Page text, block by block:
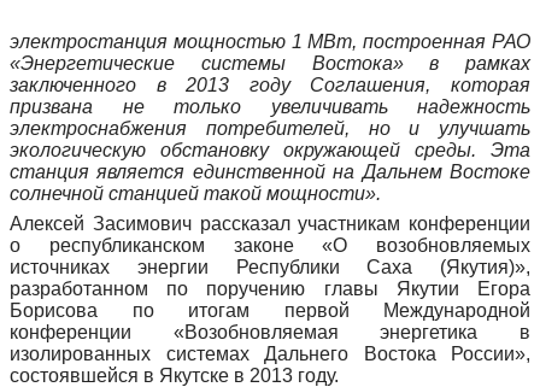
электростанция мощностью 1 МВт, построенная РАО
«Энергетические системы Востока» в рамках
заключенного в 2013 году Соглашения, которая
призвана не только увеличивать надежность
электроснабжения потребителей, но и улучшать
экологическую обстановку окружающей среды. Эта
станция является единственной на Дальнем Востоке
солнечной станцией такой мощности».
Алексей Засимович рассказал участникам конференции
о республиканском законе «О возобновляемых
источниках энергии Республики Саха (Якутия)»,
разработанном по поручению главы Якутии Егора
Борисова по итогам первой Международной
конференции «Возобновляемая энергетика в
изолированных системах Дальнего Востока России»,
состоявшейся в Якутске в 2013 году.